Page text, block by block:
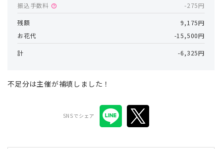
振込手数料 help -275円
残額
9,175円
お花代
-15,500円
計 -6,325円
不足分は主催が補填しました！
SNSでシェア